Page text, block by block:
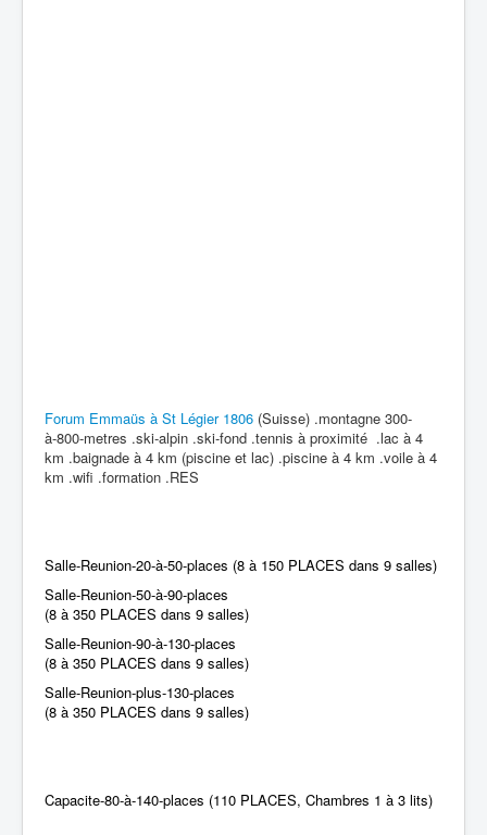
Forum Emmaüs à St Légier 1806 (Suisse) .montagne 300-
à-800-metres .ski-alpin .ski-fond .tennis à proximité .lac à 4
km .baignade à 4 km (piscine et lac) .piscine à 4 km .voile à 4
km .wifi .formation .RES
Salle-Reunion-20-à-50-places (8 à 150 PLACES dans 9 salles)
Salle-Reunion-50-à-90-places
(8 à 350 PLACES dans 9 salles)
Salle-Reunion-90-à-130-places
(8 à 350 PLACES dans 9 salles)
Salle-Reunion-plus-130-places
(8 à 350 PLACES dans 9 salles)
Capacite-80-à-140-places (110 PLACES, Chambres 1 à 3 lits)